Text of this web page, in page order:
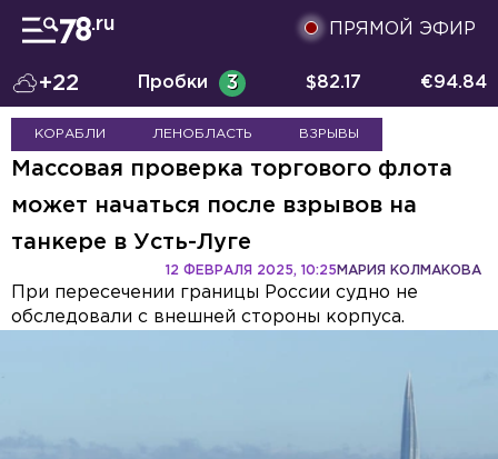
ПРЯМОЙ ЭФИР
+22 Пробки 3 $82.17 €94.84
КОРАБЛИ ЛЕНОБЛАСТЬ ВЗРЫВЫ
Массовая проверка торгового флота
может начаться после взрывов на
танкере в Усть-Луге
МАРИЯ КОЛМАКОВА
12 ФЕВРАЛЯ 2025, 10:25
При пересечении границы России судно не
обследовали с внешней стороны корпуса.